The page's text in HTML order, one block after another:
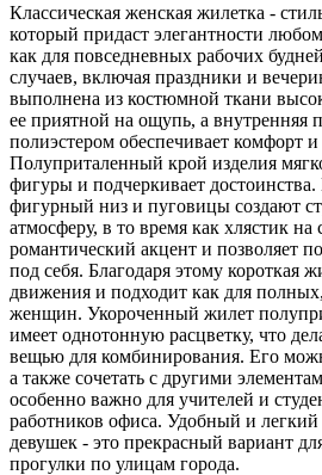
Классическая женская жилетка -
который придаст элегантности
как для повседневных рабочих
случаев, включая праздники и
выполнена из костюмной ткани
ее приятной на ощупь, а внутренняя
полиэстером обеспечивает комфорт
Полуприталенный крой изделия
фигуры и подчеркивает
фигурный низ и пуговицы создают
атмосферу, в то время как хлястик на
романтический акцент и позволяет
под себя. Благодаря этому короткая
движения и подходит как для
женщин. Укороченный жилет
имеет однотонную расцветку, что
вещью для комбинирования. Его
а также сочетать с другими
особенно важно для учителей и
работников офиса. Удобный и
девушек - это прекрасный вариант
прогулки по улицам города.